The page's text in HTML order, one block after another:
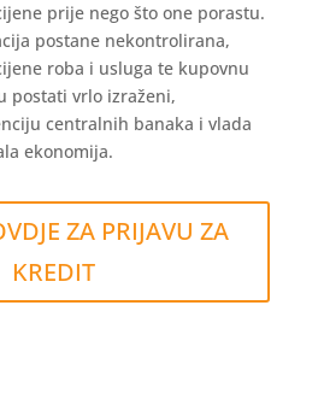
prije nego što one porastu.
postane nekontrolirana,
roba i usluga te kupovnu
postati vrlo izraženi,
centralnih banaka i vlada
ekonomija.
ZA PRIJAVU ZA
KREDIT